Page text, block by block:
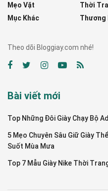
Mẹo Vặt
Mục Khác
Thời
Thương
Theo dõi Bloggiay.com nhé!
Bài viết mới
Top Những Đôi Giày Chạy Bộ
5 Mẹo Chuyên Sâu Giữ Giày
Suốt Mùa Mưa
Top 7 Mẫu Giày Nike Thời